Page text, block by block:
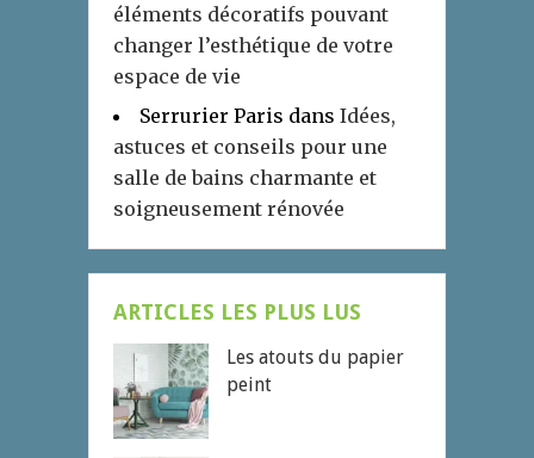
éléments décoratifs pouvant
changer l’esthétique de votre
espace de vie
Serrurier Paris dans Idées,
astuces et conseils pour une
salle de bains charmante et
soigneusement rénovée
ARTICLES LES PLUS LUS
Les atouts du papier
peint